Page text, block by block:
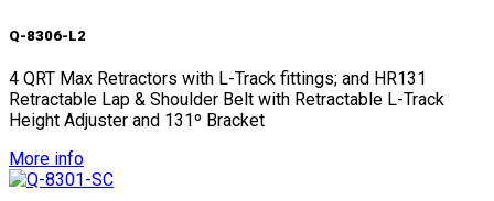
Q-8306-L2
4 QRT Max Retractors with L-Track fittings; and HR131
Retractable Lap & Shoulder Belt with Retractable L-Track
Height Adjuster and 131º Bracket
More info